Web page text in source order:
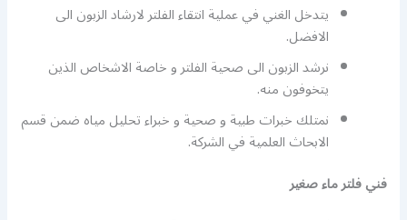
يتدخل الغني في عملية انتقاء الفلتر لارشاد الزبون الى
الافضل.
نرشد الزبون الى صحية الفلتر و خاصة الاشخاص الذين
يتخوفون منه.
نمتلك خبرات طبية و صحية و خبراء تحليل مياه ضمن قسم
الابحاث العلمية في الشركة.
فني فلتر ماء صغير